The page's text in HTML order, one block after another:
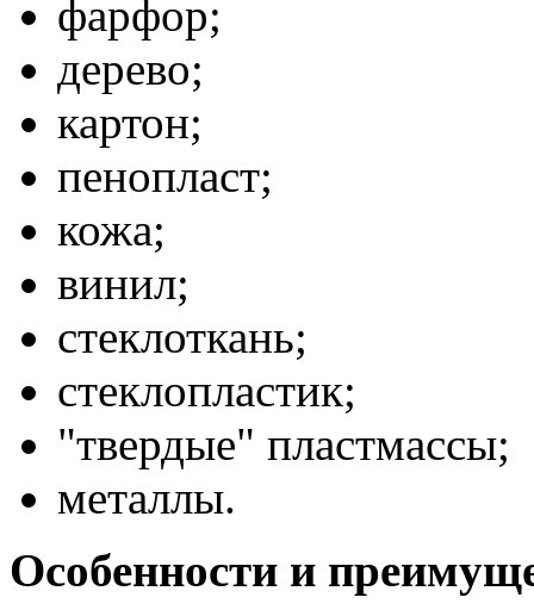
фарфор;
дерево;
картон;
пенопласт;
кожа;
винил;
стеклоткань;
стеклопластик;
"твердые" пластмассы;
металлы.
Особенности и